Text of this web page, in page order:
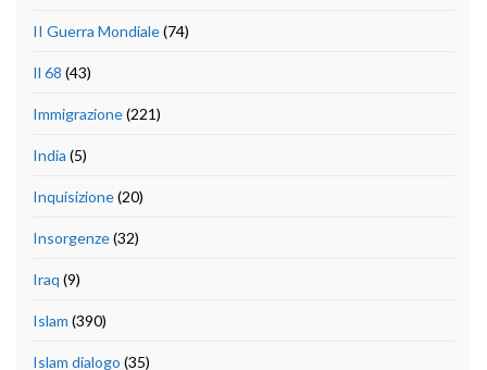
II Guerra Mondiale(74)
Il 68 (43)
Immigrazione(221)
India (5)
Inquisizione(20)
Insorgenze(32)
Iraq (9)
Islam (390)
Islam dialogo (35)